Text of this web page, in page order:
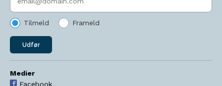
Tilmeld Frameld
Udfør
Medier
Facebook